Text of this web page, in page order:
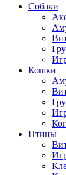
Собаки
Кошки
Птицы